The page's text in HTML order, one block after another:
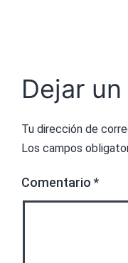
Dejar
Tu dirección de
Los campos
Comentario *